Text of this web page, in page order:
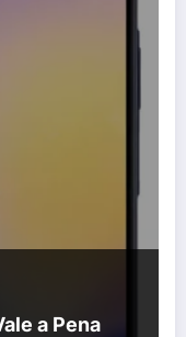
a Pena